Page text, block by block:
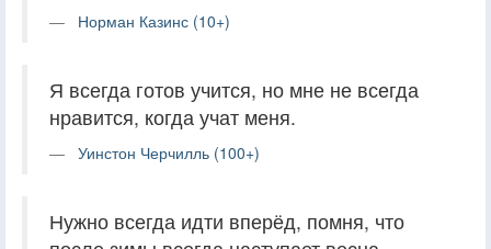
Норман Казинс (10+)
Я всегда готов учится, но мне не всегда
нравится, когда учат меня.
Уинстон Черчилль (100+)
Нужно всегда идти вперёд, помня, что